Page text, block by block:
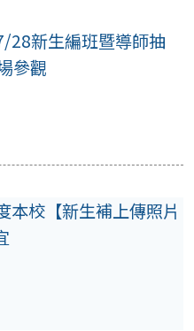
28新生編班暨導師抽
參觀
本校【新生補上傳照片